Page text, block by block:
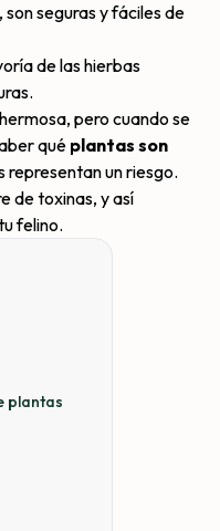
seguras y fáciles de
de las hierbas
pero cuando se
qué plantas son
representan un riesgo.
de toxinas, y así
felino.
plantas